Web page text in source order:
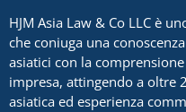
HJM Asia Law & Co LLC è
che coniuga una
asiatici con la
impresa, attingendo a oltre
asiatica ed esperienza